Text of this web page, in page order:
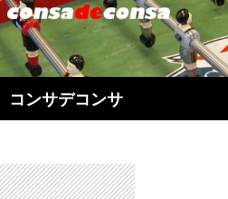
コンサデコンサ
索
ン
ツ